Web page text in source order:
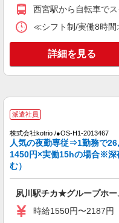
給 通勤手当
（6月・12
※処遇改
キープ
香櫨園ケアセンターそよ風：
ショート
キープ
契約社員
香櫨園ケアセンターそよ風：
ショー
遇改善手
西宮駅から自転車で
≪シフト制/実働8時
詳細を見る
派遣社員
株式会社kotrio /●OS-H1-2013467
人気の夜勤専従⇒1勤務で
1450円×実働15hの場合※深
む）
夙川駅チカ★グループホ
時給1550円〜2187円